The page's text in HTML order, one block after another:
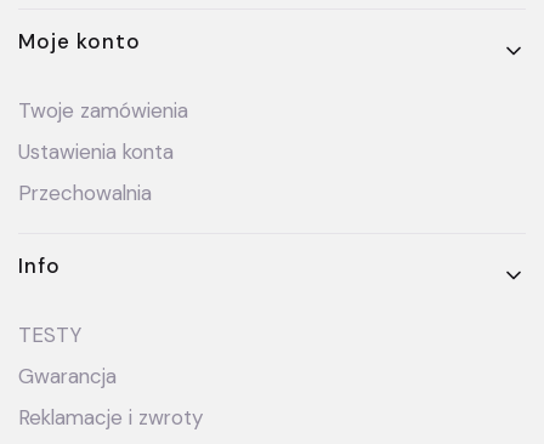
Moje konto
Twoje zamówienia
Ustawienia konta
Przechowalnia
Info
TESTY
Gwarancja
Reklamacje i zwroty